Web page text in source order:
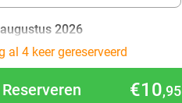
augustus 2026
Wo Do Vr Za
2
al 4 keer gereserveerd
Reserveren €10,95